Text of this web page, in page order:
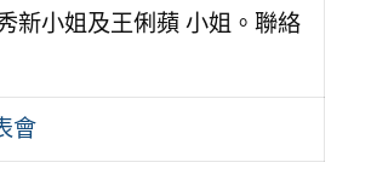
新小姐及王俐蘋 小姐。聯絡
會